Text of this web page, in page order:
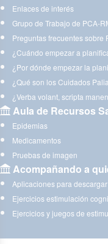
Enlaces de interés
Grupo de Trabajo de PCA-
Preguntas frecuentes
¿Cuándo empezar a
¿Por dónde empezar la
¿Qué son los Cuidados
¿Verba volant, scripta
Aula de Recursos
Epidemias
Medicamentos
Pruebas de imagen
Acompañando a
Aplicaciones para descargar
Ejercicios estimulación
Ejercicios y juegos de